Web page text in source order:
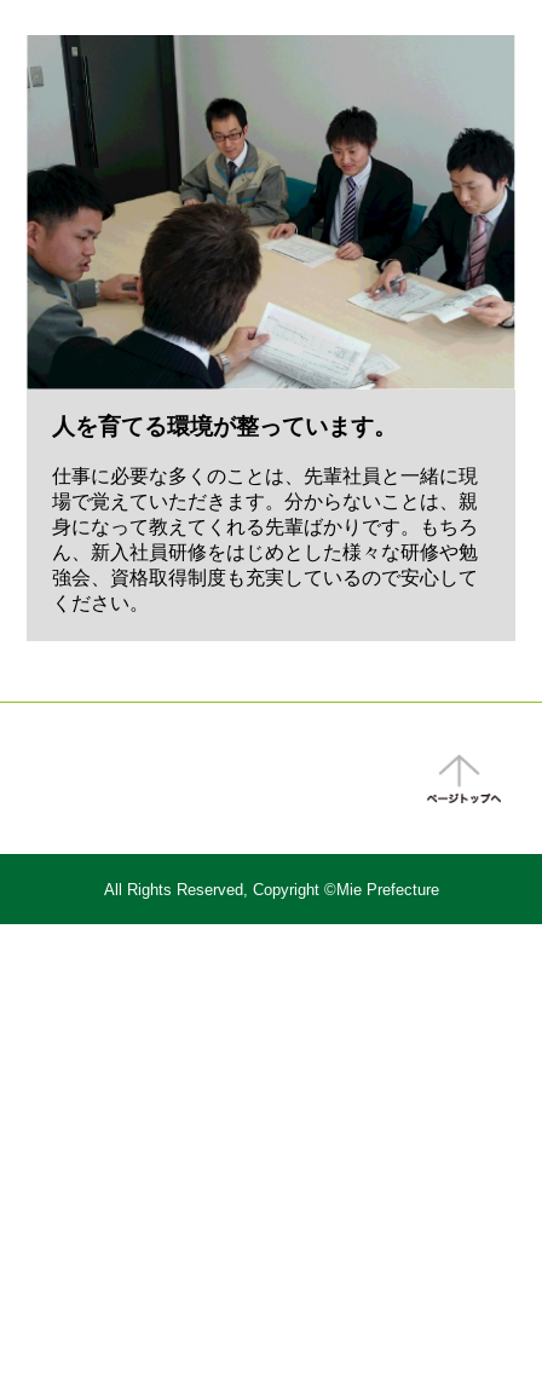
人を育てる環境が整っています。
仕事に必要な多くのことは、先輩社員と一緒に現
場で覚えていただきます。分からないことは、親
身になって教えてくれる先輩ばかりです。もちろ
ん、新入社員研修をはじめとした様々な研修や勉
強会、資格取得制度も充実しているので安心して
ください。
All Rights Reserved, Copyright ©Mie Prefecture